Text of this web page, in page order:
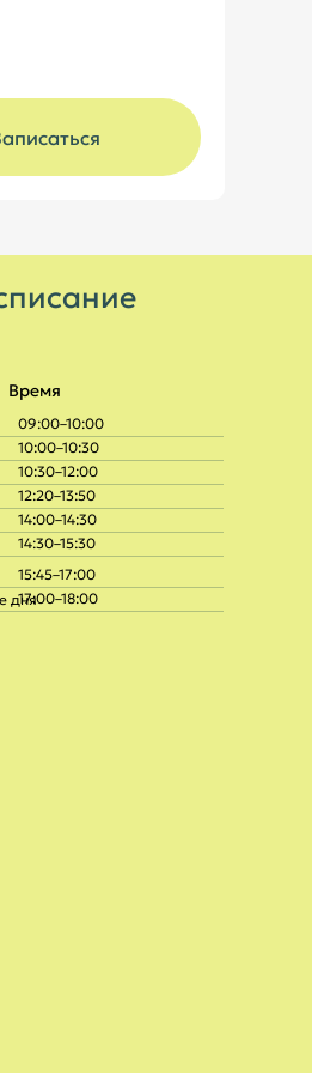
09:00–10:00
10:00–10:30
10:30–12:00
12:20–13:50
14:00–14:30
14:30–15:30
15:45–17:00
дня
17:00–18:00
Время